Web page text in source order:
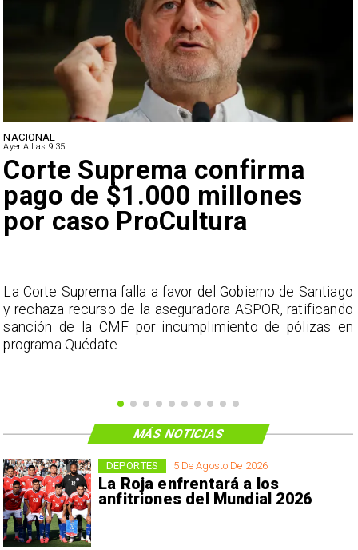
NACIONAL
Ayer A Las 9:35
Corte Suprema confirma
pago de $1.000 millones
por caso ProCultura
La Corte Suprema falla a favor del Gobierno de Santiago
y rechaza recurso de la aseguradora ASPOR, ratificando
sanción de la CMF por incumplimiento de pólizas en
programa Quédate.
5 De Agosto De 2026
La Roja enfrentará a los
anfitriones del Mundial 2026
DEPORTES
MÁS NOTICIAS